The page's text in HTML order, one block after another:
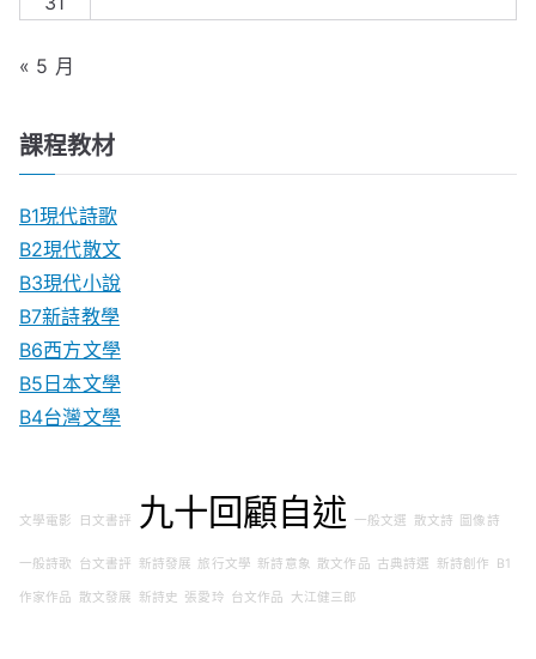
« 5 月
課程教材
B1現代詩歌
B2現代散文
B3現代小說
B7新詩教學
B6西方文學
B5日本文學
B4台灣文學
文學電影 日文書評 九十回顧自述 一般文選 散文詩 圖像詩
一般詩歌 台文書評 新詩發展 旅行文學 新詩意象 散文作品 古典詩選 新詩創作 B1
作家作品 散文發展 新詩史 張愛玲 台文作品 大江健三郎